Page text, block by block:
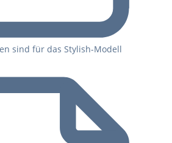
sind für das Stylish-Modell